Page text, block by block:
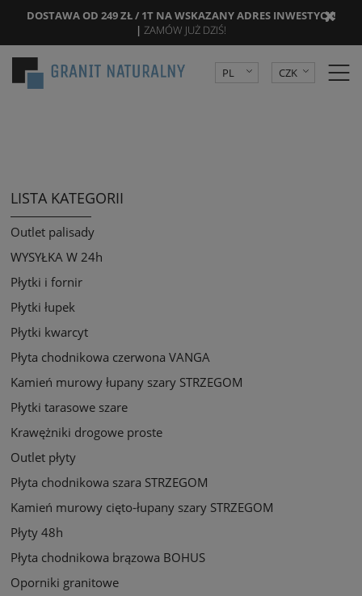
DOSTAWA OD 249 ZŁ / 1T NA WSKAZANY ADRES INWESTYCJI!
| ZAMÓW JUŻ DZIŚ!
PL
CZK
LISTA KATEGORII
Outlet palisady
WYSYŁKA W 24h
Płytki i fornir
Płytki łupek
Płytki kwarcyt
Płyta chodnikowa czerwona VANGA
Kamień murowy łupany szary STRZEGOM
Płytki tarasowe szare
Krawężniki drogowe proste
Outlet płyty
Płyta chodnikowa szara STRZEGOM
Kamień murowy cięto-łupany szary STRZEGOM
Płyty 48h
Płyta chodnikowa brązowa BOHUS
Oporniki granitowe